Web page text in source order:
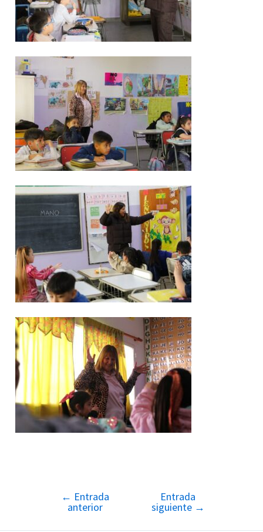
Navegación
entradas
← Entrada
anterior
Entrada
siguiente →